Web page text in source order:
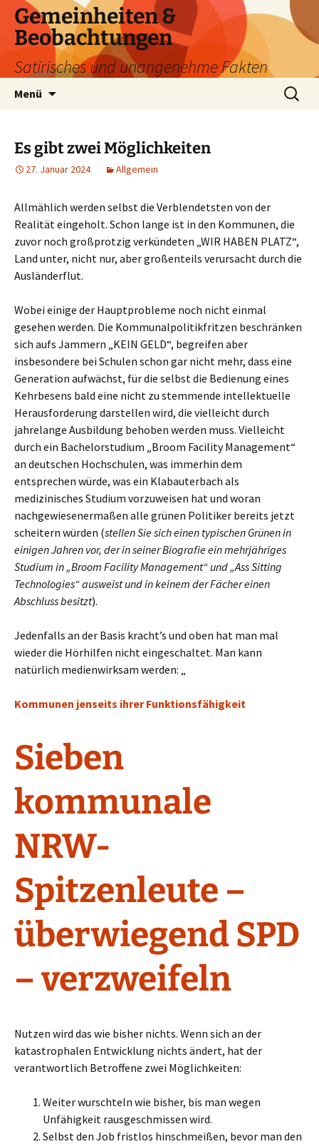
Zum
Inhalt
springen
Gemeinheiten &
Beobachtungen
Satirisches und unangenehme Fakten
Menü
Suchen
nach:
Es gibt zwei Möglichkeiten
27. Januar 2024 Allgemein
Allmählich werden selbst die Verblendetsten von der
Realität eingeholt. Schon lange ist in den Kommunen, die
zuvor noch großprotzig verkündeten „WIR HABEN PLATZ“,
Land unter, nicht nur, aber großenteils verursacht durch die
Ausländerflut.
Wobei einige der Hauptprobleme noch nicht einmal
gesehen werden. Die Kommunalpolitikfritzen beschränken
sich aufs Jammern „KEIN GELD“, begreifen aber
insbesondere bei Schulen schon gar nicht mehr, dass eine
Generation aufwächst, für die selbst die Bedienung eines
Kehrbesens bald eine nicht zu stemmende intellektuelle
Herausforderung darstellen wird, die vielleicht durch
jahrelange Ausbildung behoben werden muss. Vielleicht
durch ein Bachelorstudium „Broom Facility Management“
an deutschen Hochschulen, was immerhin dem
entsprechen würde, was ein Klabauterbach als
medizinisches Studium vorzuweisen hat und woran
nachgewiesenermaßen alle grünen Politiker bereits jetzt
scheitern würden (stellen Sie sich einen typischen Grünen in
einigen Jahren vor, der in seiner Biografie ein mehrjähriges
Studium in „Broom Facility Management“ und „Ass Sitting
Technologies“ ausweist und in keinem der Fächer einen
Abschluss besitzt).
Jedenfalls an der Basis kracht’s und oben hat man mal
wieder die Hörhilfen nicht eingeschaltet. Man kann
natürlich medienwirksam werden: „
Kommunen jenseits ihrer Funktionsfähigkeit
Sieben
kommunale
NRW-
Spitzenleute –
überwiegend SPD
– verzweifeln
Nutzen wird das wie bisher nichts. Wenn sich an der
katastrophalen Entwicklung nichts ändert, hat der
verantwortlich Betroffene zwei Möglichkeiten:
Weiter wurschteln wie bisher, bis man wegen
Unfähigkeit rausgeschmissen wird.
Selbst den Job fristlos hinschmeißen, bevor man den